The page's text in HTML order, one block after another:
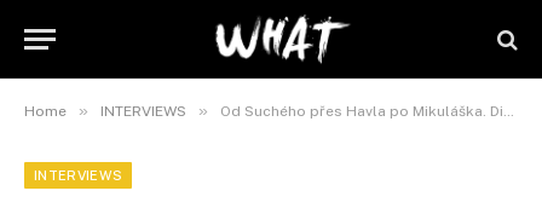
Home » INTERVIEWS » Od Suchého přes Havla po Mikuláška. Divadlo Na zábradlí slaví 65 let
INTERVIEWS